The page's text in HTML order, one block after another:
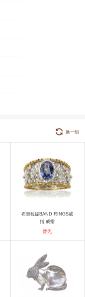
换一组
布契拉提BAND RINGS戒
指 戒指
暂无